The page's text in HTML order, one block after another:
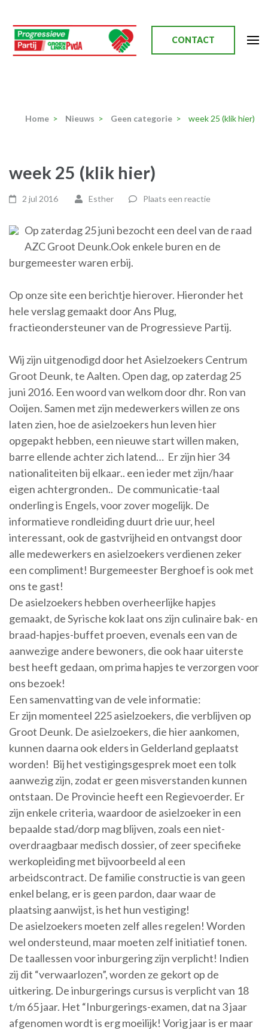
naar
inhoud
(Druk
CONTACT
Home > Nieuws > Geen categorie > week 25 (klik hier)
week 25 (klik hier)
2 jul 2016 Esther Plaats een reactie
Op zaterdag 25 juni bezocht een deel van de raad
AZC Groot Deunk.Ook enkele buren en de
burgemeester waren erbij.
Op onze site een berichtje hierover. Hieronder het
hele verslag gemaakt door Ans Plug,
fractieondersteuner van de Progressieve Partij.
Wij zijn uitgenodigd door het Asielzoekers Centrum
Groot Deunk, te Aalten. Open dag, op zaterdag 25
juni 2016. Een woord van welkom door dhr. Ron van
Ooijen. Samen met zijn medewerkers willen ze ons
laten zien, hoe de asielzoekers hun leven hier
opgepakt hebben, een nieuwe start willen maken,
barre ellende achter zich latend… Er zijn hier 34
nationaliteiten bij elkaar.. een ieder met zijn/haar
eigen achtergronden.. De communicatie-taal
onderling is Engels, voor zover mogelijk. De
informatieve rondleiding duurt drie uur, heel
interessant, ook de gastvrijheid en ontvangst door
alle medewerkers en asielzoekers verdienen zeker
een compliment! Burgemeester Berghoef is ook met
ons te gast!
De asielzoekers hebben overheerlijke hapjes
gemaakt, de Syrische kok laat ons zijn culinaire bak- en
braad-hapjes-buffet proeven, evenals een van de
aanwezige andere bewoners, die ook haar uiterste
best heeft gedaan, om prima hapjes te verzorgen voor
ons bezoek!
Een samenvatting van de vele informatie:
Er zijn momenteel 225 asielzoekers, die verblijven op
Groot Deunk. De asielzoekers, die hier aankomen,
kunnen daarna ook elders in Gelderland geplaatst
worden! Bij het vestigingsgesprek moet een tolk
aanwezig zijn, zodat er geen misverstanden kunnen
ontstaan. De Provincie heeft een Regievoerder. Er
zijn enkele criteria, waardoor de asielzoeker in een
bepaalde stad/dorp mag blijven, zoals een niet-
overdraagbaar medisch dossier, of zeer specifieke
werkopleiding met bijvoorbeeld al een
arbeidscontract. De familie constructie is van geen
enkel belang, er is geen pardon, daar waar de
plaatsing aanwijst, is het hun vestiging!
De asielzoekers moeten zelf alles regelen! Worden
wel ondersteund, maar moeten zelf initiatief tonen.
De taallessen voor inburgering zijn verplicht! Indien
zij dit “verwaarlozen”, worden ze gekort op de
uitkering. De inburgerings cursus is verplicht van 18
t/m 65 jaar. Het “Inburgerings-examen, dat na 3 jaar
afgenomen wordt is erg moeilijk! Vorig jaar is er maar